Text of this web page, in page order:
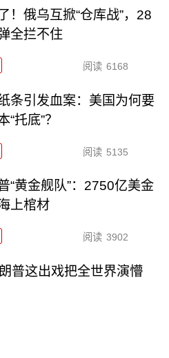
！俄乌互掀“仓库战”，28
全拦不住
阅读 6168
条引发血案：美国为何要
“托底”？
阅读 5135
“黄金舰队”：2750亿美金
上棺材
阅读 3902
普这出戏把全世界演懵